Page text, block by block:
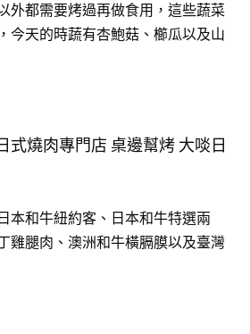
外都需要烤過再做食用，這些蔬菜
今天的時蔬有杏鮑菇、櫛瓜以及山
本和牛紐約客、日本和牛特選兩
雞腿肉、澳洲和牛橫膈膜以及臺灣